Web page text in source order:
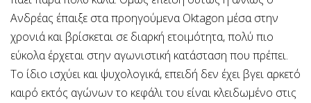
Ανδρέας έπαιξε στα προηγούμενα Oktagon μέσα στην
χρονιά και βρίσκεται σε διαρκή ετοιμότητα, πολύ πιο
εύκολα έρχεται στην αγωνιστική κατάσταση που πρέπει.
Το ίδιο ισχύει και ψυχολογικά, επειδή δεν έχει βγει αρκετό
καιρό εκτός αγώνων το κεφάλι του είναι κλειδωμένο στις